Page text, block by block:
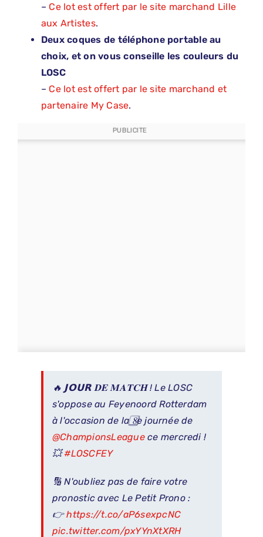
– Ce lot est offert par le site marchand Lille
aux Artistes.
Deux coques de téléphone portable au
choix, et on vous conseille les couleurs du
LOSC
– Ce lot est offert par le site marchand et
partenaire My Case.
PUBLICITE
🔥 𝗝𝗢𝗨𝗥 𝐃𝐄 𝐌𝐀𝐓𝐂𝐇 ! Le LOSC
s'oppose au Feyenoord Rotterdam
à l'occasion de la 8⃣e journée de
@ChampionsLeaguece mercredi !
💥#LOSCFEY
🔢 N'oubliez pas de faire votre
pronostic avec Le Petit Prono :
👉https://t.co/aP6sexpcNC
pic.twitter.com/pxYYnXtXRH